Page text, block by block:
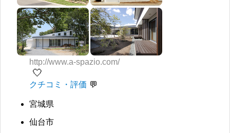
http://www.a-spazio.com/
🤍
クチコミ・評価
宮城県
仙台市